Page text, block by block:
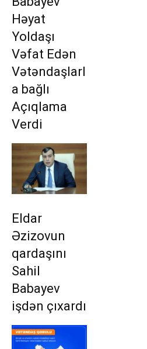
Həyat
Yoldaşı
Vəfat Edən
Vətəndaşlarl
a bağlı
Açıqlama
Verdi
Eldar
Əzizovun
qardaşını
Sahil
Babayev
işdən çıxardı